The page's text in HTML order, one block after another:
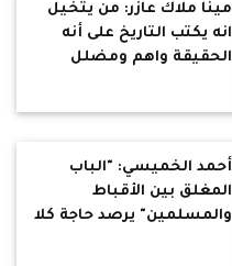
عليها هى حب الناس لفني
مينا ملاك عازر: من يتخيل
انه يكتب التاريخ على أنه
الحقيقة واهم ومضلل
أحمد الخميسي: "الباب
المغلق بين الأقباط
والمسلمين" يرصد حاجة كلا